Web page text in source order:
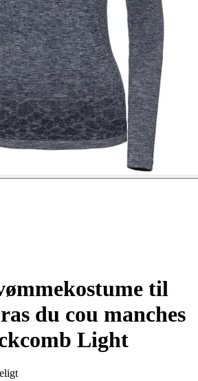
til
du cou manches
Light